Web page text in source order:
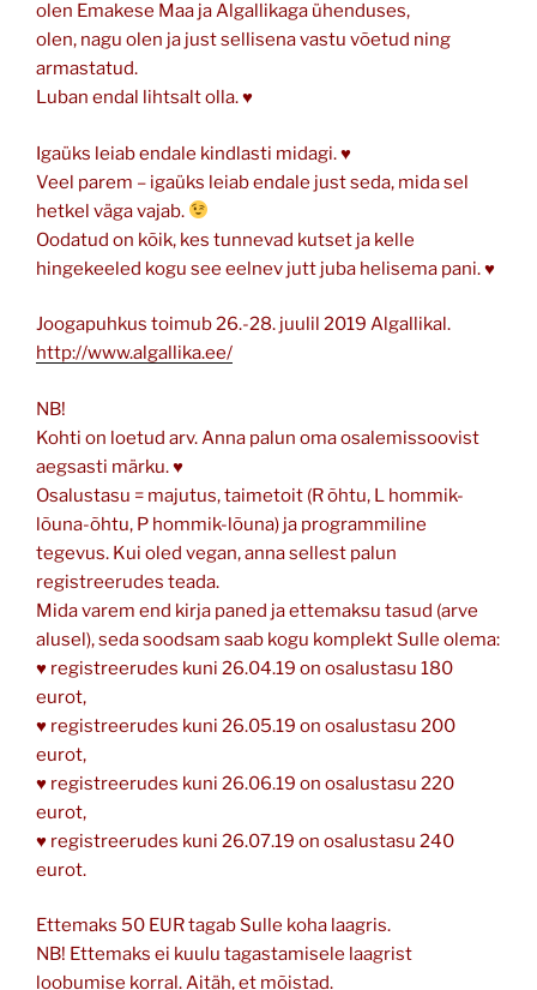
olen Emakese Maa ja Algallikaga ühenduses,
olen, nagu olen ja just sellisena vastu võetud ning
armastatud.
Luban endal lihtsalt olla. ♥
Igaüks leiab endale kindlasti midagi. ♥
Veel parem – igaüks leiab endale just seda, mida sel
hetkel väga vajab.
Oodatud on kõik, kes tunnevad kutset ja kelle
hingekeeled kogu see eelnev jutt juba helisema pani. ♥
Joogapuhkus toimub 26.-28. juulil 2019 Algallikal.
http://www.algallika.ee/
NB!
Kohti on loetud arv. Anna palun oma osalemissoovist
aegsasti märku. ♥
Osalustasu = majutus, taimetoit (R õhtu, L hommik-
lõuna-õhtu, P hommik-lõuna) ja programmiline
tegevus. Kui oled vegan, anna sellest palun
registreerudes teada.
Mida varem end kirja paned ja ettemaksu tasud (arve
alusel), seda soodsam saab kogu komplekt Sulle olema:
♥ registreerudes kuni 26.04.19 on osalustasu 180
eurot,
♥ registreerudes kuni 26.05.19 on osalustasu 200
eurot,
♥ registreerudes kuni 26.06.19 on osalustasu 220
eurot,
♥ registreerudes kuni 26.07.19 on osalustasu 240
eurot.
Ettemaks 50 EUR tagab Sulle koha laagris.
NB! Ettemaks ei kuulu tagastamisele laagrist
loobumise korral. Aitäh, et mõistad.